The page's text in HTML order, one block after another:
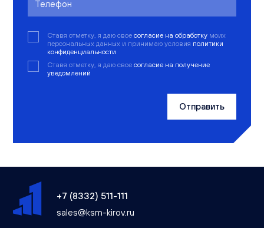
Ставя отметку, я даю свое согласие на обработку моих
персональных данных и принимаю условия политики
конфиденциальности
Ставя отметку, я даю свое согласие на получение
уведомлений
Отправить
+7 (8332) 511-111
sales@ksm-kirov.ru